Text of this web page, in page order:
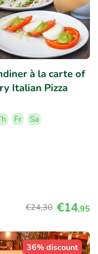
à la carte of
Italian Pizza
Fr
Sa
€24,30 €14,95
36% discount